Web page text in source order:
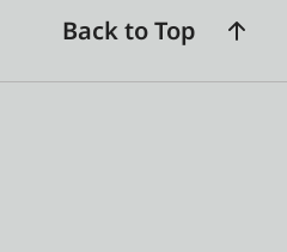
Back to Top